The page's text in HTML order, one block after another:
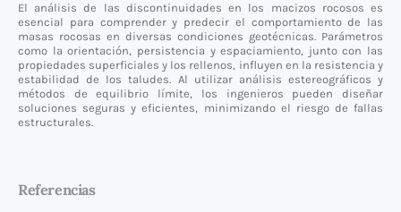
El análisis de las discontinuidades en los macizos rocosos es
esencial para comprender y predecir el comportamiento de las
masas rocosas en diversas condiciones geotécnicas. Parámetros
como la orientación, persistencia y espaciamiento, junto con las
propiedades superficiales y los rellenos, influyen en la resistencia y
estabilidad de los taludes. Al utilizar análisis estereográficos y
métodos de equilibrio límite, los ingenieros pueden diseñar
soluciones seguras y eficientes, minimizando el riesgo de fallas
estructurales.
Referencias